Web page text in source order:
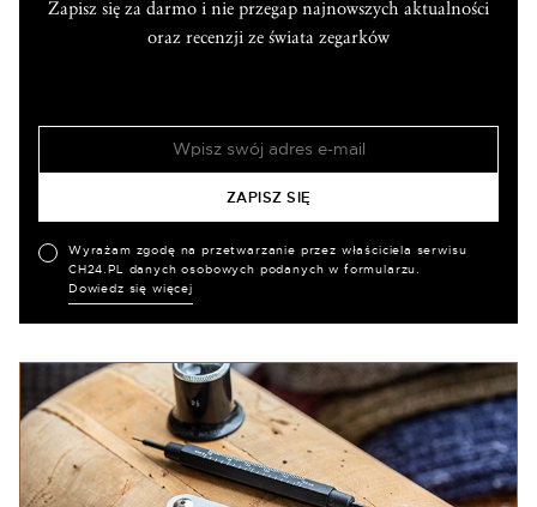
Zapisz się za darmo i nie przegap najnowszych aktualności
oraz recenzji ze świata zegarków
Wyrażam zgodę na przetwarzanie przez właściciela serwisu
CH24.PL danych osobowych podanych w formularzu.
Dowiedz się więcej